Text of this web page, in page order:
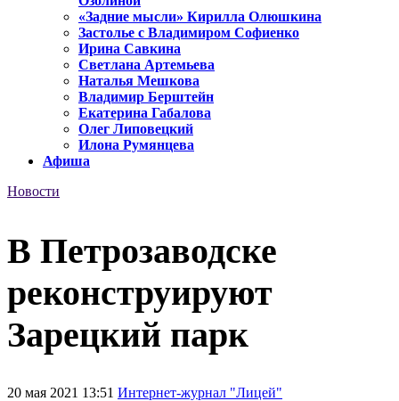
«Задние мысли» Кирилла Олюшкина
Застолье с Владимиром Софиенко
Ирина Савкина
Светлана Артемьева
Наталья Мешкова
Владимир Берштейн
Екатерина Габалова
Олег Липовецкий
Илона Румянцева
Афиша
Новости
В Петрозаводске
реконструируют
Зарецкий парк
20 мая 2021 13:51 Интернет-журнал "Лицей"